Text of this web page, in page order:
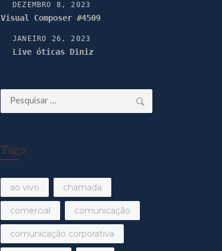
DEZEMBRO 8, 2023
Visual Composer #4509
JANEIRO 26, 2023
Live óticas Diniz
Pesquisar
por:
Tags
ao vivo chamada
comercial comunicação
comunicação corporativa